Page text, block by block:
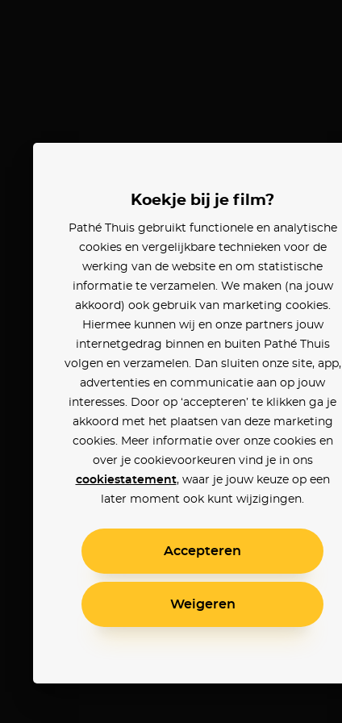
Koekje bij je film?
Pathé Thuis gebruikt functionele en analytische
cookies en vergelijkbare technieken voor de
werking van de website en om statistische
informatie te verzamelen. We maken (na jouw
akkoord) ook gebruik van marketing cookies.
Hiermee kunnen wij en onze partners jouw
internetgedrag binnen en buiten Pathé Thuis
volgen en verzamelen. Dan sluiten onze site, app,
advertenties en communicatie aan op jouw
interesses. Door op ‘accepteren’ te klikken ga je
akkoord met het plaatsen van deze marketing
cookies. Meer informatie over onze cookies en
over je cookievoorkeuren vind je in ons
cookiestatement, waar je jouw keuze op een
later moment ook kunt wijzigingen.
Accepteren
Weigeren